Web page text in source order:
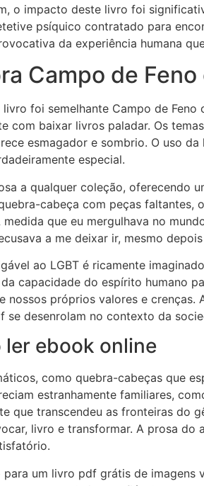
o impacto deste livro foi
psíquico contratado para
da experiência humana
Campo de
foi semelhante Campo de
com baixar livros paladar. Os
esmagador e sombrio. O uso
especial.
a qualquer coleção, oferecendo
cabeça com peças faltantes,
que eu mergulhava no
a me deixar ir, mesmo
ao LGBT é ricamente
capacidade do espírito humano
nossos próprios valores e
se desenrolam no contexto da
ler ebook online
como quebra-cabeças que
estranhamente familiares,
que transcendeu as fronteiras do
livro e transformar. A prosa
um livro pdf grátis de